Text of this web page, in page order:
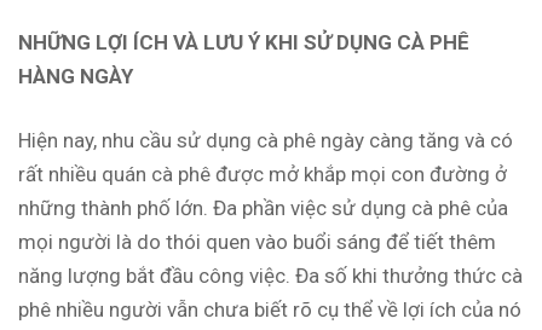
NHỮNG LỢI ÍCH VÀ LƯU Ý KHI SỬ DỤNG CÀ PHÊ
HÀNG NGÀY
Hiện nay, nhu cầu sử dụng cà phê ngày càng tăng và có
rất nhiều quán cà phê được mở khắp mọi con đường ở
những thành phố lớn. Đa phần việc sử dụng cà phê của
mọi người là do thói quen vào buổi sáng để tiết thêm
năng lượng bắt đầu công việc. Đa số khi thưởng thức cà
phê nhiều người vẫn chưa biết rõ cụ thể về lợi ích của nó